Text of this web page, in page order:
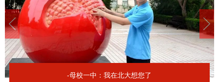
-母校一中：我在北大想您了